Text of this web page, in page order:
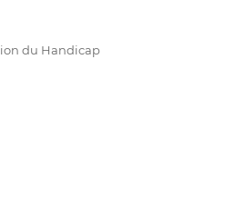
du Handicap